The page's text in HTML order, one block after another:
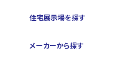
住宅展示場を探す
メーカーから探す